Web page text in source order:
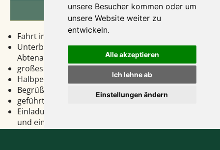
unsere Besucher kommen oder um
unsere Website weiter zu
entwickeln.
Alle akzeptieren
Ich lehne ab
Einstellungen ändern
Leistungen
Fahrt im modernen 4-Sterne Fernreisebus
Unterbringung im 4-Sterne Hotel Goldener Stern in
Abtenau
großes Frühstücksbuffet
Halbpension mit Menüwahl und Salatbuffet
Begrüßungsdrink
geführter Stadtrundgang
Einladung zum "Kaffeeklatsch" jeder erhält Kaffee
und ein Stück Kuchen aus der hauseigenen